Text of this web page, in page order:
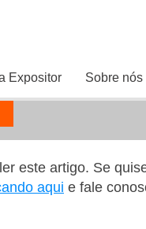
Expositor Sobre nós
este artigo. Se
aqui e fale